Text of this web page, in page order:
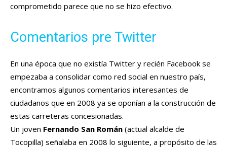
comprometido parece que no se hizo efectivo.
Comentarios pre Twitter
En una época que no existía Twitter y recién Facebook se
empezaba a consolidar como red social en nuestro país,
encontramos algunos comentarios interesantes de
ciudadanos que en 2008 ya se oponían a la construcción de
estas carreteras concesionadas.
Un joven Fernando San Román (actual alcalde de
Tocopilla) señalaba en 2008 lo siguiente, a propósito de las